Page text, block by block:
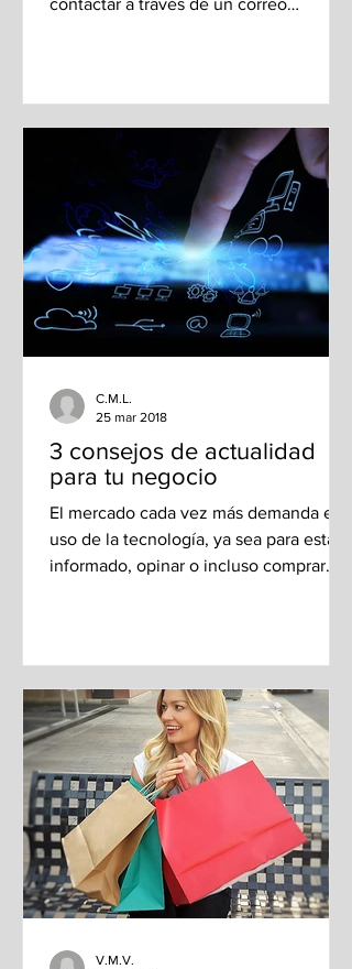
contactar a través de un correo
3 consejos de actualidad
para tu negocio
El mercado cada vez más demanda el
uso de la tecnología, ya sea para estar
informado, opinar o incluso comprar
C.M.L.
25 mar 2018
V.M.V.